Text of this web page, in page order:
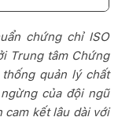
chứng chỉ ISO
Trung tâm Chứng
quản lý chất
của đội ngũ
cam kết lâu dài với